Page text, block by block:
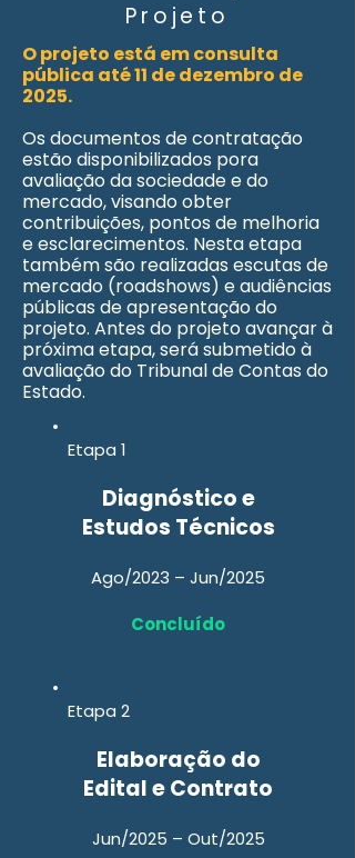
Projeto
O projeto está em consulta
pública até 11 de dezembro de
2025.
Os documentos de contratação
estão disponibilizados pora
avaliação da sociedade e do
mercado, visando obter
contribuições, pontos de melhoria
e esclarecimentos. Nesta etapa
também são realizadas escutas de
mercado (roadshows) e audiências
públicas de apresentação do
projeto. Antes do projeto avançar à
próxima etapa, será submetido à
avaliação do Tribunal de Contas do
Estado.
Etapa 1
Diagnóstico e
Estudos Técnicos
Ago/2023 – Jun/2025
Concluído
Etapa 2
Elaboração do
Edital e Contrato
Jun/2025 – Out/2025